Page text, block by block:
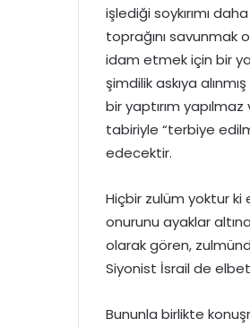
işlediği soykırımı
toprağını savunmak
idam etmek için bir
şimdilik askıya
bir yaptırım
tabiriyle “terbiye
edecektir.
Hiçbir zulüm yoktur ki
onurunu ayaklar
olarak gören,
Siyonist İsrail de
Bununla birlikte